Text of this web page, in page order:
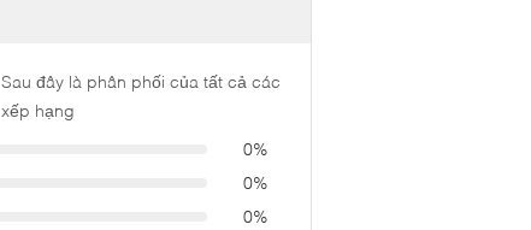
Sau đây là phân phối của tất cả các
xếp hạng
0%
0%
0%